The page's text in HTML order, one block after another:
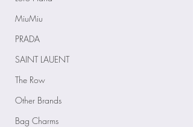
MiuMiu
PRADA
SAINT LAUENT
The Row
Other Brands
Bag Charms